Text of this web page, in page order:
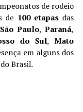
de rodeio
de 100 etapasdas
São Paulo,Paraná,
do Sul,Mato
em alguns dos
Brasil.